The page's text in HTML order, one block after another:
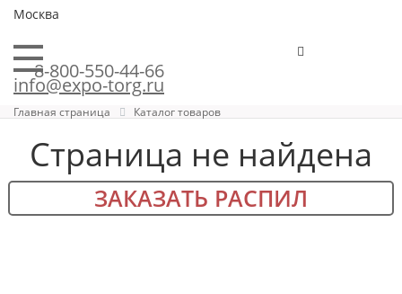
Москва
8-800-550-44-66
info@expo-torg.ru
Главная страница Каталог товаров
Страница не найдена
ЗАКАЗАТЬ РАСПИЛ